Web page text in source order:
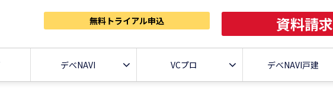
無料トライアル申込 資料請求
デべNAVI VCプロ デべNAVI戸建